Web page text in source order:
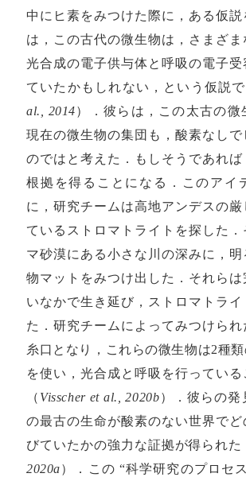
中にヒ素をみつけた際に，ある仮
は，この古代の微生物は，さまざま
光合成の電子供与体と呼吸の電子受
ていたかもしれない，という仮説
al., 2014）．彼らは，この太古の微
現在の微生物の集団も，酸素なしで
のではと考えた．もしそうであれば
根拠を得ることになる．このアイ
に，研究チームは高地アンデスの厳
ているストロマトライトを探した．
マ砂漠にある小さな川の深みに，明
物マットをみつけ出した．それらは
いなかで生き延び，ストロマトライ
た．研究チームによってみつけら
糸口となり，これらの微生物は2種
を使い，光合成と呼吸を行っている
（ Visscher et al., 2020b）．彼らの
の最古の生命が酸素のない世界でど
びていたかの強力な証拠が得られた
2020a）．この “科学研究のプロセ